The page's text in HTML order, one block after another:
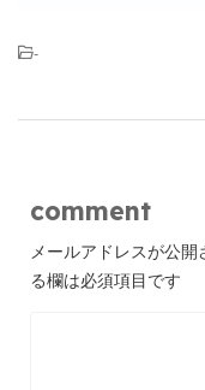
-
comment
メールアドレスが公開
る欄は必須項目です